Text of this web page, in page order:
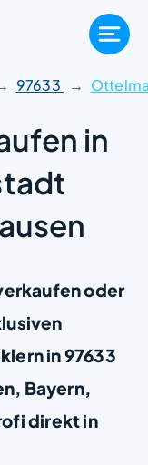
97633
in
oder
in 97633
Bayern,
direkt in